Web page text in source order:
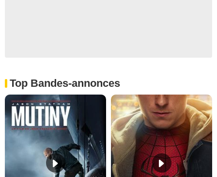
Top Bandes-annonces